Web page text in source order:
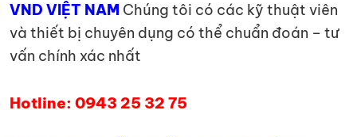
VND VIỆT NAM Chúng tôi có các kỹ thuật viên
và thiết bị chuyên dụng có thể chuẩn đoán – tư
vấn chính xác nhất
Hotline: 0943 25 32 75